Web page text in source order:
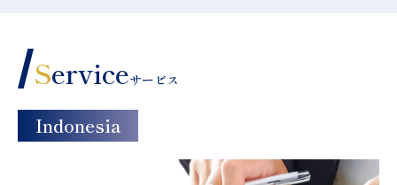
Serviceサービス
Indonesia